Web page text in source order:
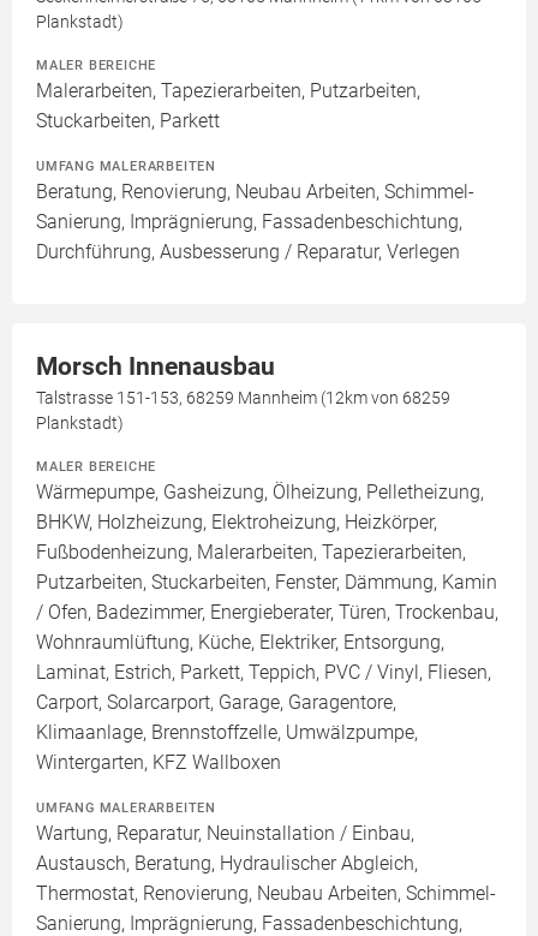
Plankstadt)
MALER BEREICHE
Malerarbeiten, Tapezierarbeiten, Putzarbeiten,
Stuckarbeiten, Parkett
UMFANG MALERARBEITEN
Beratung, Renovierung, Neubau Arbeiten, Schimmel-
Sanierung, Imprägnierung, Fassadenbeschichtung,
Durchführung, Ausbesserung / Reparatur, Verlegen
Morsch Innenausbau
Talstrasse 151-153, 68259 Mannheim (12km von 68259
Plankstadt)
MALER BEREICHE
Wärmepumpe, Gasheizung, Ölheizung, Pelletheizung,
BHKW, Holzheizung, Elektroheizung, Heizkörper,
Fußbodenheizung, Malerarbeiten, Tapezierarbeiten,
Putzarbeiten, Stuckarbeiten, Fenster, Dämmung, Kamin
/ Ofen, Badezimmer, Energieberater, Türen, Trockenbau,
Wohnraumlüftung, Küche, Elektriker, Entsorgung,
Laminat, Estrich, Parkett, Teppich, PVC / Vinyl, Fliesen,
Carport, Solarcarport, Garage, Garagentore,
Klimaanlage, Brennstoffzelle, Umwälzpumpe,
Wintergarten, KFZ Wallboxen
UMFANG MALERARBEITEN
Wartung, Reparatur, Neuinstallation / Einbau,
Austausch, Beratung, Hydraulischer Abgleich,
Thermostat, Renovierung, Neubau Arbeiten, Schimmel-
Sanierung, Imprägnierung, Fassadenbeschichtung,